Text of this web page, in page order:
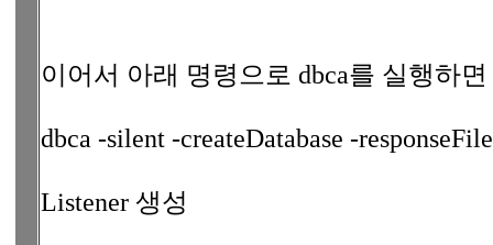
이어서 아래 명령으로 dbca를 실행하
dbca -silent -createDatabase -
Listener 생성